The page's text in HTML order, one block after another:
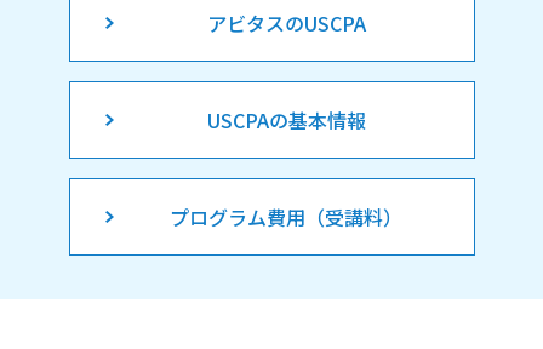
アビタスのUSCPA
USCPAの基本情報
プログラム費用（受講料）